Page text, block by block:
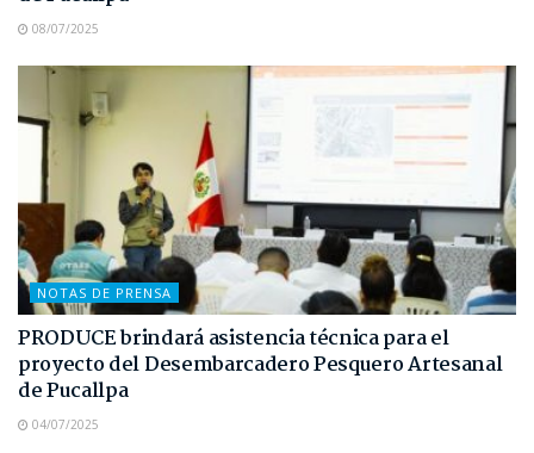
08/07/2025
NOTAS DE PRENSA
PRODUCE brindará asistencia técnica para el
proyecto del Desembarcadero Pesquero Artesanal
de Pucallpa
04/07/2025